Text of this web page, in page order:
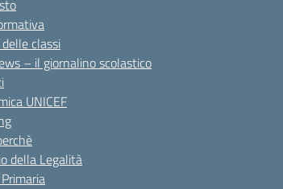
classi
– il giornalino scolastico
UNICEF
della Legalità